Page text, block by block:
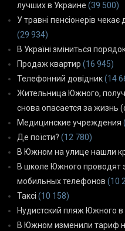
лучших в Украине (39 500)
У травні пенсіонерів
(29 934)
В Україні зміниться
Продаж квартир (16 945)
Телефонний довідник(14
Жительница Южного,
снова опасается за жизнь
Медицинские учреждения
Де поїсти? (12 780)
В Южном на улице нашли
В школе Южного проводят
мобильных телефонов (10
Таксі (10 158)
Нудистский пляж Южного в
В Южном изменили тариф